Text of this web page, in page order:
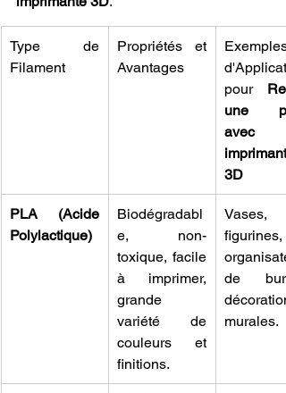
Type de
Filament
Propriétés et
Avantages
Exemples
pour
une
avec
imprimante
3D
PLA (Acide
Polylactique)
Biodégradabl
e, non-
toxique, facile
à imprimer,
grande
variété de
couleurs et
finitions.
Vases,
figurines,
de
murales.